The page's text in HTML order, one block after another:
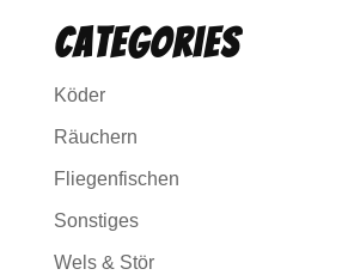
Categories
Köder
Räuchern
Fliegenfischen
Sonstiges
Wels & Stör